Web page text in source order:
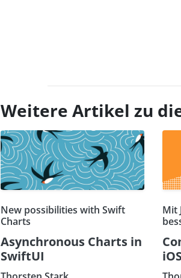
Weitere Artikel zu
New possibilities with Swift
Charts
Asynchronous Charts in
SwiftUI
Mit